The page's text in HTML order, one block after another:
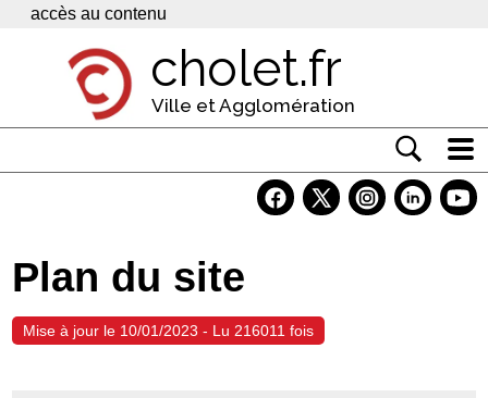
Panneau de gestion des cookies
accès au contenu
cholet.fr
Ville et Agglomération
Economie
Services
Plan du site
Mise à jour le 10/01/2023 - Lu 216011 fois